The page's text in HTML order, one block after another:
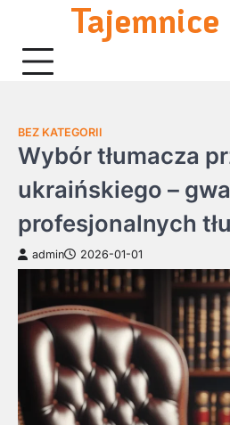
content
BEZ KATEGORII
Wybór tłumacza
ukraińskiego –
profesjonalnych
admin 2026-01-01